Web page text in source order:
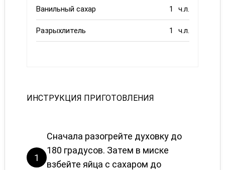
Ванильный сахар 1 ч.л.
Разрыхлитель 1 ч.л.
ИНСТРУКЦИЯ ПРИГОТОВЛЕНИЯ
1
Сначала разогрейте духовку до
180 градусов. Затем в миске
взбейте яйца с сахаром до